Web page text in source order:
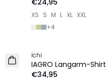
€24,95
XS S M L XL XXL
+4
Ichi
IAGRO Langarm-Shirt
€34,95